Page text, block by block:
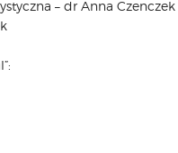
– dr Anna Czenczek